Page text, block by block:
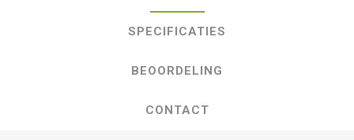
SPECIFICATIES
BEOORDELING
CONTACT